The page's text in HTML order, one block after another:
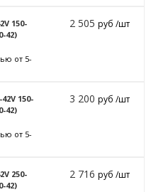
150-
42)
от 5-
2 505руб /шт
150-
42)
от 5-
3 200руб /шт
250-
42)
2 716руб /шт